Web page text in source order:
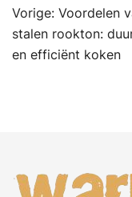
Bericht
navigatie
Vorige: Voordelen
stalen rookton:
en efficiënt koken